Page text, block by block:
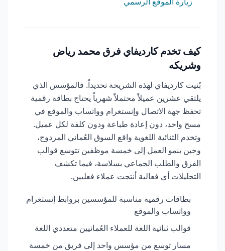
كيف تخدم كارديفاي فرق محمد رياض
وشريكه
بُنيت كارديفاي لهذه الشريحة تحديداً. فالمؤسس الذي
يلتقي عشرين عميلاً محتملاً شهرياً يحتاج بطاقة رقمية
تحفظ جهة الاتصال وإنستغرام وواتساب والموقع في
مسح واحد، دون إعادة طباعة ودون كلفة لكل عميل.
وتخدم الثنائية اللغوية واقع السوق العُماني المزدوج،
وحين ينمو العمل إلى خمسة موظفين تتوسع قوالب
الفرق والطلب الجماعي بسلاسة، فيما تكشف
التحليلات أي فعالية أنتجت عملاء فعليين.
بطاقات رقمية مناسبة للمؤسسين بروابط إنستغرام
وواتساب والموقع
قوالب ثنائية اللغة للعملاء العُمانيين متعددي اللغة
مسار توسع من مؤسس واحد إلى فريق من خمسة